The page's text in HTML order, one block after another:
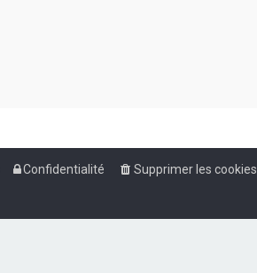
Supprimer les cookies
Confidentialité